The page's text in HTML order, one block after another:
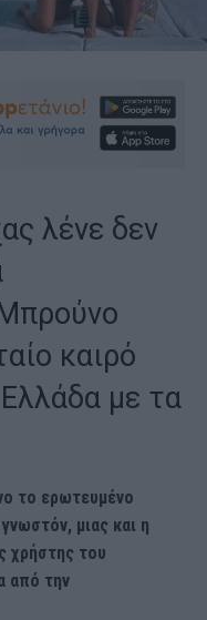
λένε δεν
καιρό
με τα
το ερωτευμένο
μιας και η
χρήστης του
από την